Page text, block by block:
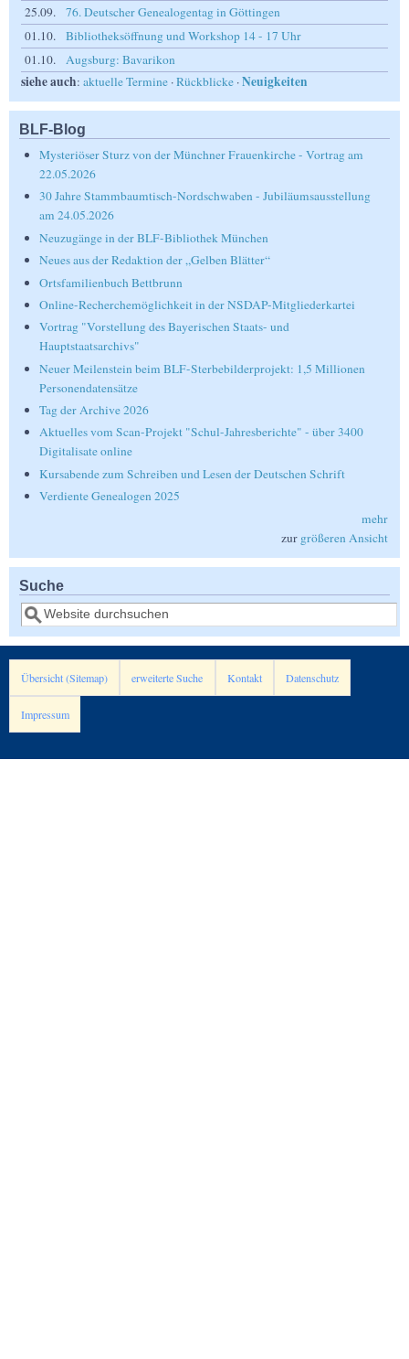
25.09.
76. Deutscher Genealogentag in Göttingen
01.10.
Bibliotheksöffnung und Workshop 14 - 17 Uhr
01.10.
Augsburg: Bavarikon
siehe auch: aktuelle Termine ·Rückblicke ·Neuigkeiten
BLF-Blog
Mysteriöser Sturz von der Münchner Frauenkirche - Vortrag am
22.05.2026
30 Jahre Stammbaumtisch-Nordschwaben - Jubiläumsausstellung
am 24.05.2026
Neuzugänge in der BLF-Bibliothek München
Neues aus der Redaktion der „Gelben Blätter“
Ortsfamilienbuch Bettbrunn
Online-Recherchemöglichkeit in der NSDAP-Mitgliederkartei
Vortrag "Vorstellung des Bayerischen Staats- und
Hauptstaatsarchivs"
Neuer Meilenstein beim BLF-Sterbebilderprojekt: 1,5 Millionen
Personendatensätze
Tag der Archive 2026
Aktuelles vom Scan-Projekt "Schul-Jahresberichte" - über 3400
Digitalisate online
Kursabende zum Schreiben und Lesen der Deutschen Schrift
Verdiente Genealogen 2025
mehr
zur größeren Ansicht
Suche
Suche
Übersicht (Sitemap) erweiterte Suche Kontakt Datenschutz
Impressum